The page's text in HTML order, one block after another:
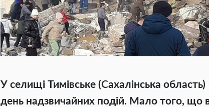
У селищі Тимівське (Сахалінська
день надзвичайних подій. Мало того, що